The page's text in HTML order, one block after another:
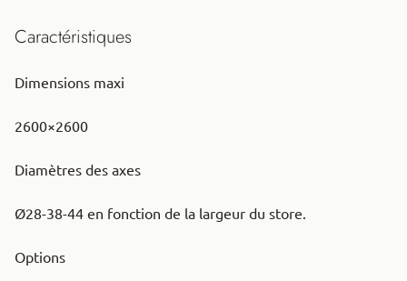
Caractéristiques
Dimensions maxi
2600×2600
Diamètres des axes
Ø28-38-44 en fonction de la largeur du store.
Options